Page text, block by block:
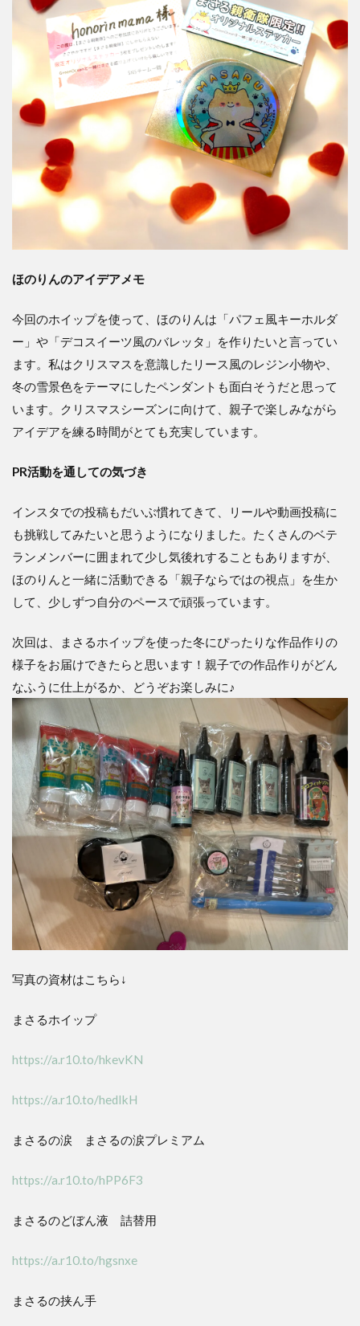
ほのりんのアイデアメモ
今回のホイップを使って、ほのりんは「パフェ風キーホルダ
ー」や「デコスイーツ風のバレッタ」を作りたいと言ってい
ます。私はクリスマスを意識したリース風のレジン小物や、
冬の雪景色をテーマにしたペンダントも面白そうだと思って
います。クリスマスシーズンに向けて、親子で楽しみながら
アイデアを練る時間がとても充実しています。
PR活動を通しての気づき
インスタでの投稿もだいぶ慣れてきて、リールや動画投稿に
も挑戦してみたいと思うようになりました。たくさんのベテ
ランメンバーに囲まれて少し気後れすることもありますが、
ほのりんと一緒に活動できる「親子ならではの視点」を生か
して、少しずつ自分のペースで頑張っています。
次回は、まさるホイップを使った冬にぴったりな作品作りの
様子をお届けできたらと思います！親子での作品作りがどん
なふうに仕上がるか、どうぞお楽しみに♪
写真の資材はこちら↓
まさるホイップ
https://a.r10.to/hkevKN
https://a.r10.to/hedIkH
まさるの涙 まさるの涙プレミアム
https://a.r10.to/hPP6F3
まさるのどぼん液 詰替用
https://a.r10.to/hgsnxe
まさるの挟ん手